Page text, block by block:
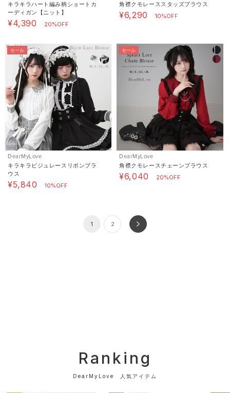
キラキラハート編み柄ショートカ
ーディガン【ニット】
¥4,390 20%OFF
角襟クモレーススタッズブラウス
¥6,290 10%OFF
セール
DearMyLove
キラキラビジュレースリボンブラ
ウス
¥5,840 10%OFF
セール
DearMyLove
角襟クモレースチェーンブラウス
¥6,040 20%OFF
1 2
Ranking
DearMyLove 人気アイテム